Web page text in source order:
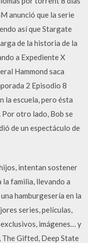
anunció que la serie
así que Stargate
de la historia de la
a Expediente X
Hammond saca
2 Episodio 8
la escuela, pero ésta
Por otro lado, Bob se
de un espectáculo de
intentan sostener
la familia, llevando a
hamburgesería en la
series, películas,
imágenes… y
The Gifted, Deep State